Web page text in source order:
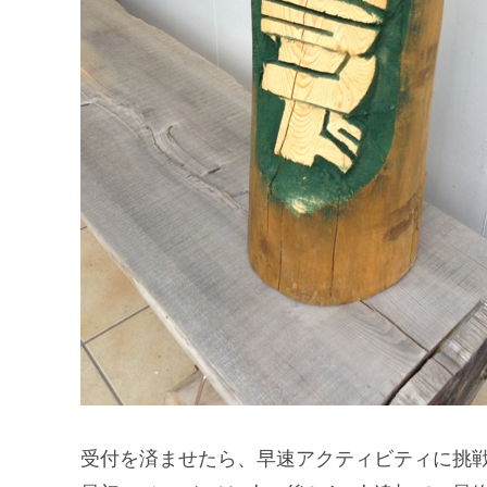
受付を済ませたら、早速アクティビティに挑